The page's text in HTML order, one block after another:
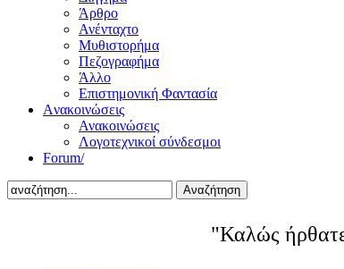
Άρθρο
Ανένταχτο
Μυθιστορήμα
Πεζογραφήμα
Άλλο
Επιστημονική Φαντασία
Aνακοινώσεις
Ανακοινώσεις
Λογοτεχνικοί σύνδεσμοι
Forum/
Αναζήτηση
"Καλώς